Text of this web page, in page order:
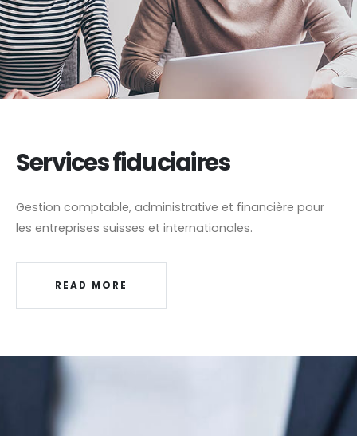
Services fiduciaires
Gestion comptable, administrative et financière pour
les entreprises suisses et internationales.
READ MORE